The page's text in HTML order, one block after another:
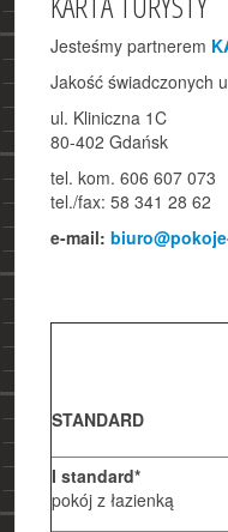
Jesteśmy partnerem
Jakość świadczonych
ul. Kliniczna 1C
80-402 Gdańsk
tel. kom. 606 607 073
tel./fax: 58 341 28 62
e-mail:
STANDARD
I standard*
pokój z łazienką